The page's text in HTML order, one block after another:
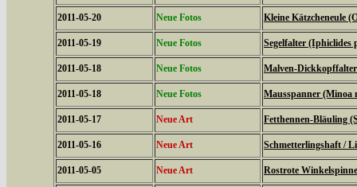
2011-05-20 Neue Fotos Kleine Kätzcheneule
2011-05-19 Neue Fotos Segelfalter (Iphiclides
2011-05-18 Neue Fotos Malven-
2011-05-18 Neue Fotos Mausspanner (Minoa
2011-05-17 Neue Art Fetthennen-Bläuling
2011-05-16 Neue Art Schmetterlingshaft /
2011-05-05 Neue Art Rostrote